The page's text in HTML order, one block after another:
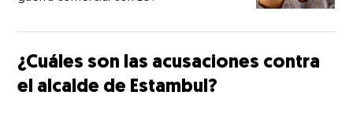
¿Cuáles son las acusaciones contra
el alcalde de Estambul?